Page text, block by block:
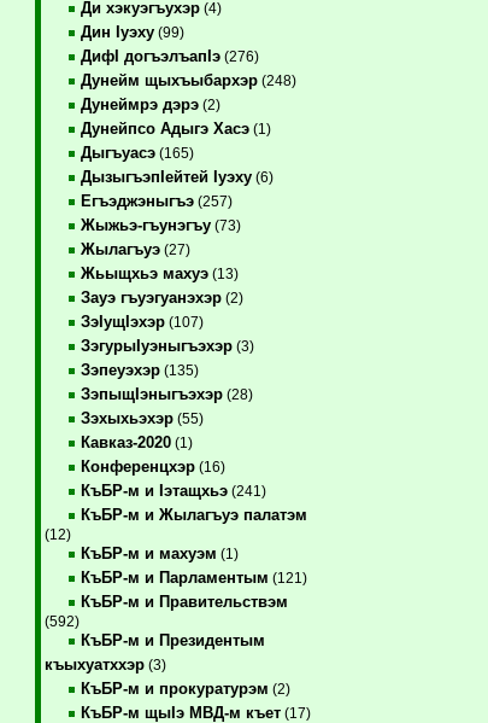
Ди хэкуэгъухэр(4)
Дин Iуэху(99)
ДифI догъэлъапIэ(276)
Дунейм щыхъыбархэр(248)
Дунеймрэ дэрэ(2)
Дунейпсо Адыгэ Хасэ(1)
Дыгъуасэ(165)
ДызыгъэпIейтей Iуэху(6)
Егъэджэныгъэ(257)
Жыжьэ-гъунэгъу(73)
Жылагъуэ(27)
Жьыщхьэ махуэ(13)
Зауэ гъуэгуанэхэр(2)
ЗэIущIэхэр(107)
ЗэгурыIуэныгъэхэр(3)
Зэпеуэхэр(135)
ЗэпыщIэныгъэхэр(28)
Зэхыхьэхэр(55)
Кавказ-2020(1)
Конференцхэр(16)
КъБР-м и Iэтащхьэ(241)
КъБР-м и Жылагъуэ палатэм
(12)
КъБР-м и махуэм (1)
КъБР-м и Парламентым (121)
КъБР-м и Правительствэм
(592)
КъБР-м и Президентым
къыхуатххэр(3)
КъБР-м и прокуратурэм (2)
КъБР-м щыIэ МВД-м къет(17)